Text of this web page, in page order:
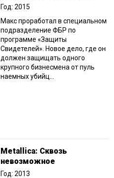
Год: 2015
Макс проработал в специальном
подразделение ФБР по
программе «Защиты
Свидетелей». Новое дело, где он
должен защищать одного
крупного бизнесмена от пуль
наемных убийц...
Metallica: Сквозь
невозможное
Год: 2013